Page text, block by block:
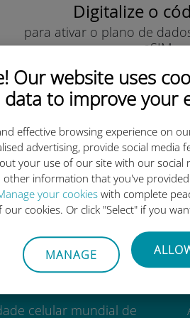
Our website uses
data to improve your
effective browsing experience on
advertising, provide social media
your use of our site with our social
other information that you've
your cookies with complete
cookies. Or click "Select" if you
MANAGE
Digitalize o
para ativar o plano de
eSIM.
eSIM
celular mundial de